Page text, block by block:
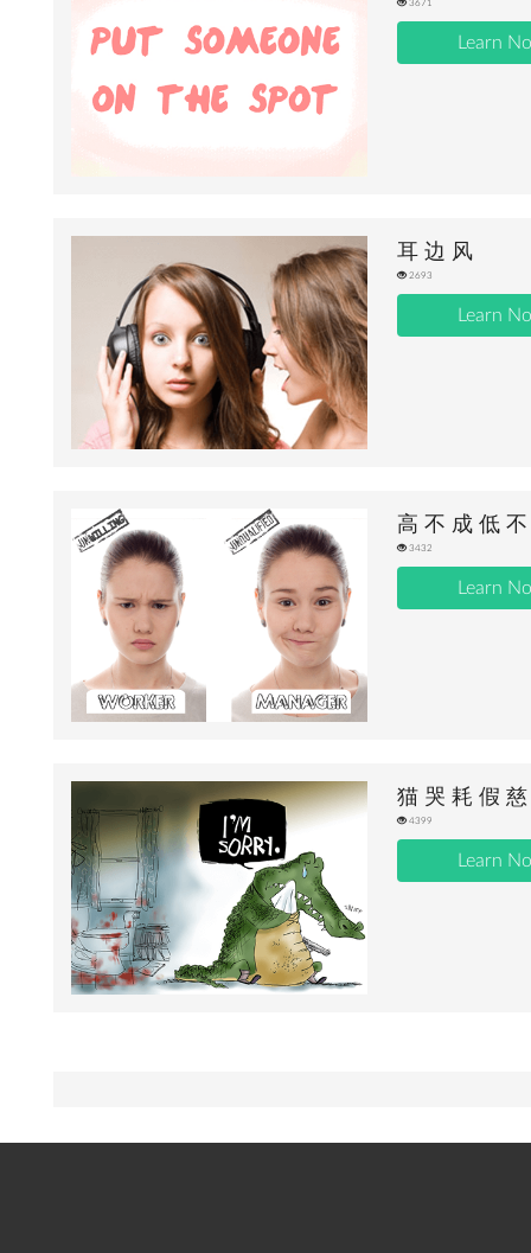
3671
Learn
耳 边 风
2693
Learn
高 不 成 低
3432
Learn
猫 哭 耗 假
4399
Learn